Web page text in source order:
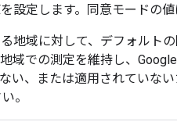
設定します。同意モードの
地域に対して、デフォルト
域での測定を維持し、
い、または適用されていな
。